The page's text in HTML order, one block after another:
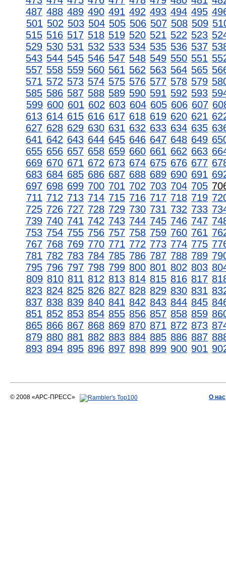
487 488 489 490 491 492 493 494 495
501 502 503 504 505 506 507 508 509
515 516 517 518 519 520 521 522 523
529 530 531 532 533 534 535 536 537
543 544 545 546 547 548 549 550 551
557 558 559 560 561 562 563 564 565
571 572 573 574 575 576 577 578 579
585 586 587 588 589 590 591 592 593
599 600 601 602 603 604 605 606 607
613 614 615 616 617 618 619 620 621
627 628 629 630 631 632 633 634 635
641 642 643 644 645 646 647 648 649
655 656 657 658 659 660 661 662 663
669 670 671 672 673 674 675 676 677
683 684 685 686 687 688 689 690 691
697 698 699 700 701 702 703 704 705
711 712 713 714 715 716 717 718 719
725 726 727 728 729 730 731 732 733
739 740 741 742 743 744 745 746 747
753 754 755 756 757 758 759 760 761
767 768 769 770 771 772 773 774 775
781 782 783 784 785 786 787 788 789
795 796 797 798 799 800 801 802 803
809 810 811 812 813 814 815 816 817
823 824 825 826 827 828 829 830 831
837 838 839 840 841 842 843 844 845
851 852 853 854 855 856 857 858 859
865 866 867 868 869 870 871 872 873
879 880 881 882 883 884 885 886 887
893 894 895 896 897 898 899 900 901
© 2008 «АРС-ПРЕСС» О нас